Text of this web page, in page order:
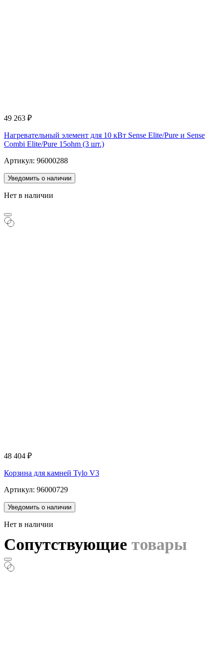
49 263 ₽
Нагревательный элемент для 10 кВт Sense Elite/Pure и Sense
Combi Elite/Pure 15ohm (3 шт.)
Артикул: 96000288
Уведомить о наличии
Нет в наличии
48 404 ₽
Корзина для камней Tylo V3
Артикул: 96000729
Уведомить о наличии
Нет в наличии
Сопутствующие товары